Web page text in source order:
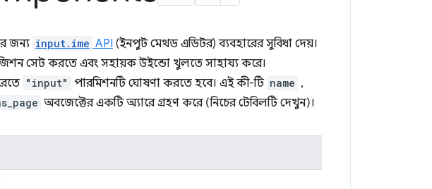
জন্য input.ime API (ইনপুট মেথড এডিটর) ব্যবহারের সুবিধা দেয়।
সেট করতে এবং সহায়ক উইন্ডো খুলতে সাহায্য করে।
"input" পারমিশনটি ঘোষণা করতে হবে। এই কী-টি name ,
অবজেক্টের একটি অ্যারে গ্রহণ করে (নিচের টেবিলটি দেখুন)।